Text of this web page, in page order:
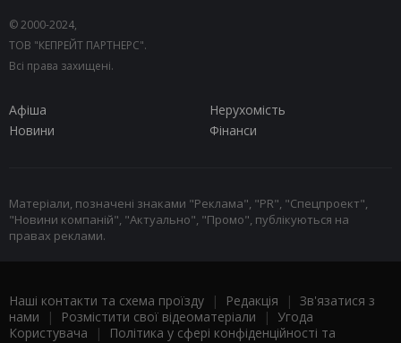
© 2000-2024,
ТОВ "КЕПРЕЙТ ПАРТНЕРС".
Всі права захищені.
Афіша
Нерухомість
Новини
Фінанси
Матеріали, позначені знаками "Реклама", "PR", "Спецпроект",
"Новини компаній", "Актуально", "Промо", публікуються на
правах реклами.
Наші контакти та схема проїзду | Редакція | Зв'язатися з
нами | Розмістити свої відеоматеріали | Угода
Користувача |
Політика у сфері конфіденційності та